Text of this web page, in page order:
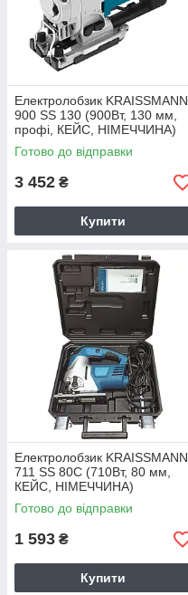
Електролобзик KRAISSMANN
900 SS 130 (900Вт, 130 мм,
профі, КЕЙС, НІМЕЧЧИНА)
Готово до відправки
3 452 ₴
Купити
Електролобзик KRAISSMANN
711 SS 80C (710Вт, 80 мм,
КЕЙС, НІМЕЧЧИНА)
Готово до відправки
1 593 ₴
Купити